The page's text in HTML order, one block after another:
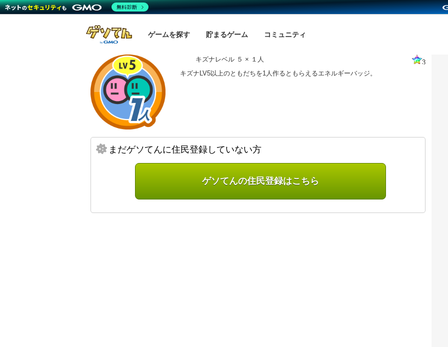
ゲームを探す 貯まるゲーム コミュニティ
キズナレベル ５ × １人
3
キズナLV5以上のともだちを1人作るともらえるエネルギーバッジ。
まだゲソてんに住民登録していない方
ゲソてんの住民登録はこちら
無料診断